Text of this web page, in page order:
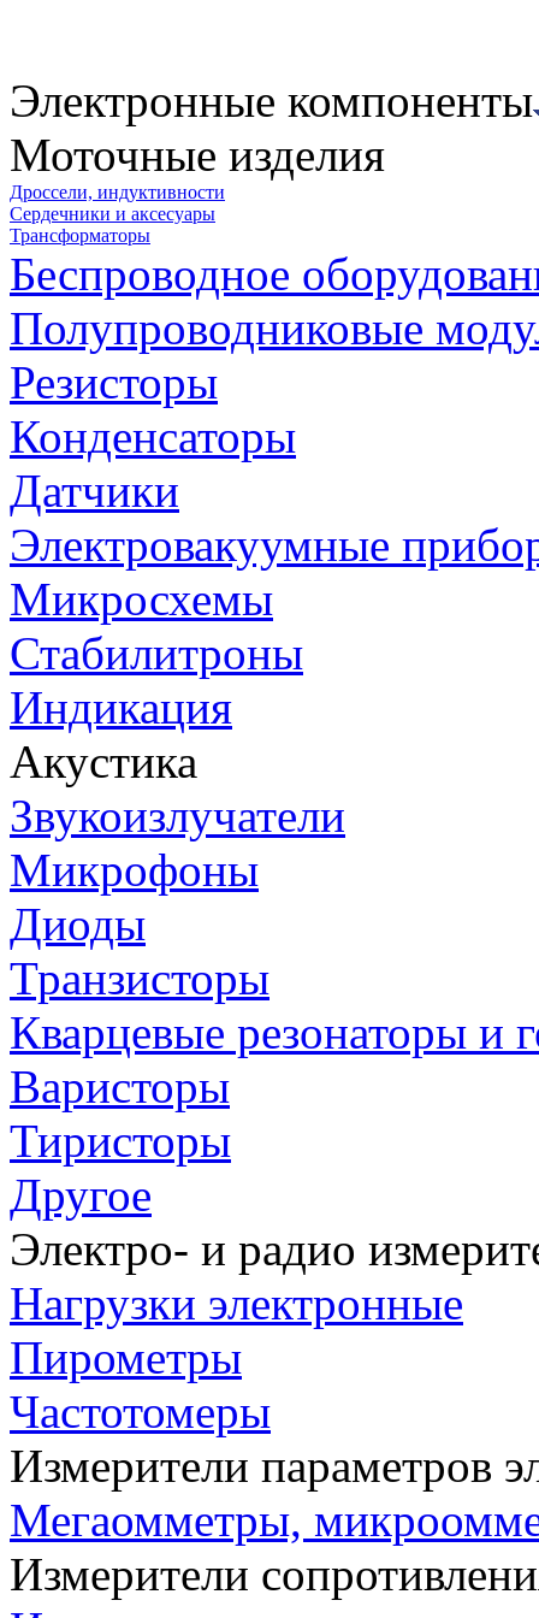
Электронные компоненты
Моточные изделия
Дроссели, индуктивности
Сердечники и аксесуары
Трансформаторы
Беспроводное
Полупроводниковые
Резисторы
Конденсаторы
Датчики
Электровакуумные
Микросхемы
Стабилитроны
Индикация
Акустика
Звукоизлучатели
Микрофоны
Диоды
Транзисторы
Кварцевые резонаторы и
Варисторы
Тиристоры
Другое
Электро- и радио
Нагрузки электронные
Пирометры
Частотомеры
Измерители параметров
Мегаомметры,
Измерители